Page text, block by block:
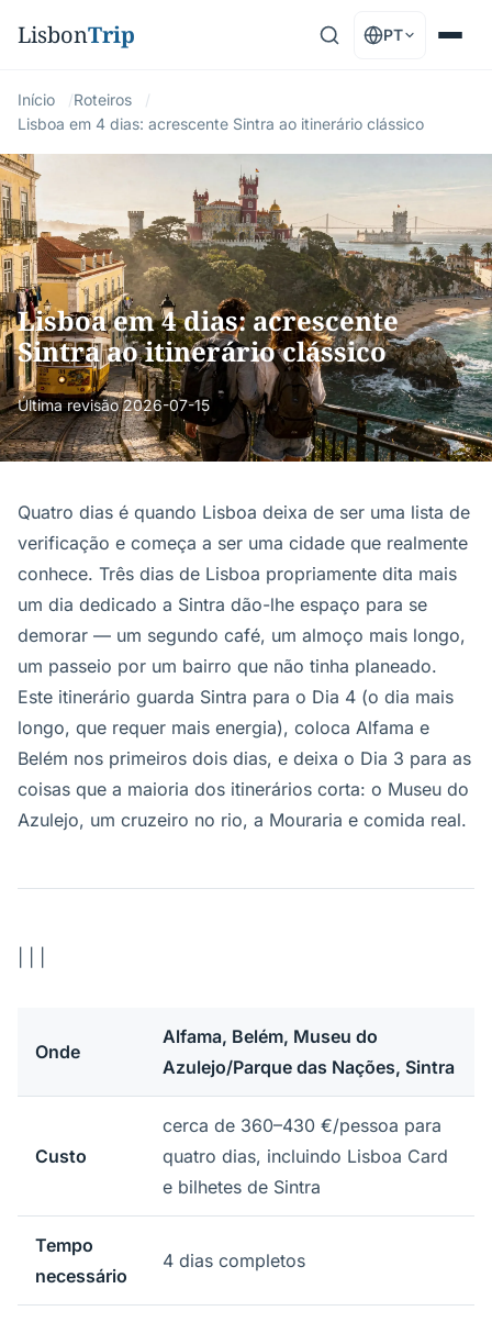
LisbonTrip PT
Início
Roteiros
Lisboa em 4 dias: acrescente Sintra ao itinerário clássico
Lisboa em 4 dias: acrescente
Sintra ao itinerário clássico
Última revisão2026-07-15
Quatro dias é quando Lisboa deixa de ser uma lista de
verificação e começa a ser uma cidade que realmente
conhece. Três dias de Lisboa propriamente dita mais
um dia dedicado a Sintra dão-lhe espaço para se
demorar — um segundo café, um almoço mais longo,
um passeio por um bairro que não tinha planeado.
Este itinerário guarda Sintra para o Dia 4 (o dia mais
longo, que requer mais energia), coloca Alfama e
Belém nos primeiros dois dias, e deixa o Dia 3 para as
coisas que a maioria dos itinerários corta: o Museu do
Azulejo, um cruzeiro no rio, a Mouraria e comida real.
Onde
Alfama, Belém, Museu do
Azulejo/Parque das Nações, Sintra
Custo
cerca de 360–430 €/pessoa para
quatro dias, incluindo Lisboa Card
e bilhetes de Sintra
Tempo
necessário
4 dias completos